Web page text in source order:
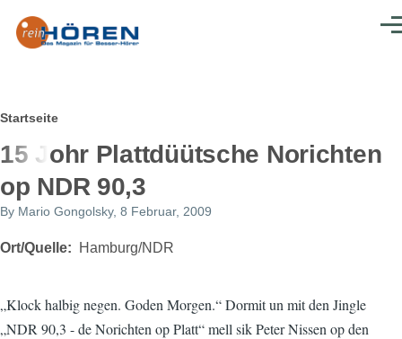
Pfadnavigation
Startseite
15 Johr Plattdüütsche Norichten
op NDR 90,3
By Mario Gongolsky, 8 Februar, 2009
Ort/Quelle Hamburg/NDR
„Klock halbig negen. Goden Morgen.“ Dormit un mit den Jingle
„NDR 90,3 - de Norichten op Platt“ mell sik Peter Nissen op den